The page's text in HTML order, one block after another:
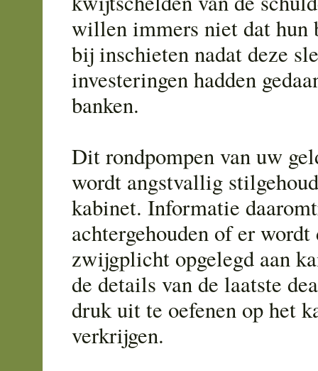
willen immers niet dat hun
bij inschieten nadat deze
investeringen hadden
banken.
Dit rondpompen van uw
wordt angstvallig
kabinet. Informatie
achtergehouden of er
zwijgplicht opgelegd aan
de details van de laatste
druk uit te oefenen op het
verkrijgen.